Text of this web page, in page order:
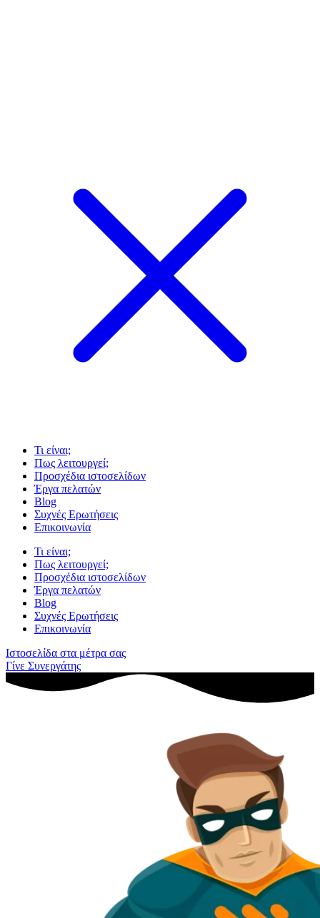
Τι είναι;
Πως λειτουργεί;
Προσχέδια ιστοσελίδων
Έργα πελατών
Blog
Συχνές Ερωτήσεις
Επικοινωνία
Τι είναι;
Πως λειτουργεί;
Προσχέδια ιστοσελίδων
Έργα πελατών
Blog
Συχνές Ερωτήσεις
Επικοινωνία
Ιστοσελίδα στα μέτρα σας
Γίνε Συνεργάτης